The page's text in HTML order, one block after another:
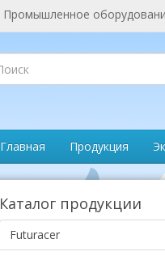
Промышленное
Главная Продукция
Каталог продукции
Futuracer